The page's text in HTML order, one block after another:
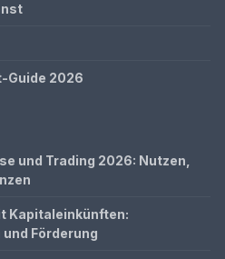
Guide 2026
und Trading 2026: Nutzen,
Kapitaleinkünften:
Förderung